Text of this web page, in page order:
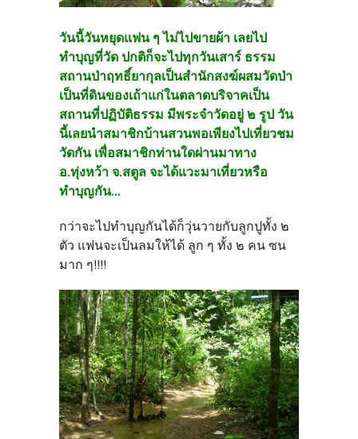
วันนี้วันหยุดแฟน ๆ ไม่ไปขายผ้า เลยไป
ทำบุญที่วัด ปกติก็จะไปทุกวันเสาร์ ธรรม
สถานป่าฤทธิ์ยากุลเป็นสำนักสงฆ์ผสมวัดป่า
เป็นที่ดินของเถ้าแก่ในตลาดบริจาคเป็น
สถานที่ปฏิบัติธรรม มีพระจำวัดอยู่ ๒ รูป วัน
นี้เลยนำสมาชิกบ้านสวนพอเพียงไปเที่ยวชม
วัดกัน เพื่อสมาชิกท่านใดผ่านมาทาง
อ.ทุ่งหว้า จ.สตูล จะได้แวะมาเที่ยวหรือ
ทำบุญกัน...
กว่าจะไปทำบุญกันได้ก็วุ่นวายกับลูกปูทั้ง ๒
ตัว แฟนจะเป็นลมให้ได้ ลูก ๆ ทั้ง ๒ คน ซน
มาก ๆ!!!!